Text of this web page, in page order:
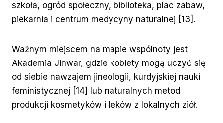
szkoła, ogród społeczny, biblioteka, plac zabaw,
piekarnia i centrum medycyny naturalnej [13].
Ważnym miejscem na mapie wspólnoty jest
Akademia Jinwar, gdzie kobiety mogą uczyć się
od siebie nawzajem jineologii, kurdyjskiej nauki
feministycznej [14] lub naturalnych metod
produkcji kosmetyków i leków z lokalnych ziół.